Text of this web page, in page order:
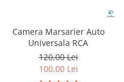
Camera Marsarier Auto
Universala RCA
120,00 Lei
100,00 Lei